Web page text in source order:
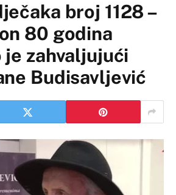
broj 1128 –
80 godina
je zahvaljujući
Budisavljević